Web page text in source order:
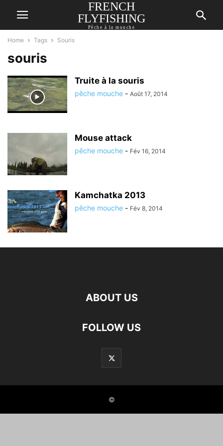
FRENCH
FLYFISHING
Pêche à la mouche
Home Tags Souris
souris
Truite à la souris
pêche mouche - Août 17, 2014
Mouse attack
pêche mouche - Fév 16, 2014
Kamchatka 2013
pêche mouche - Fév 8, 2014
ABOUT US
FOLLOW US
©